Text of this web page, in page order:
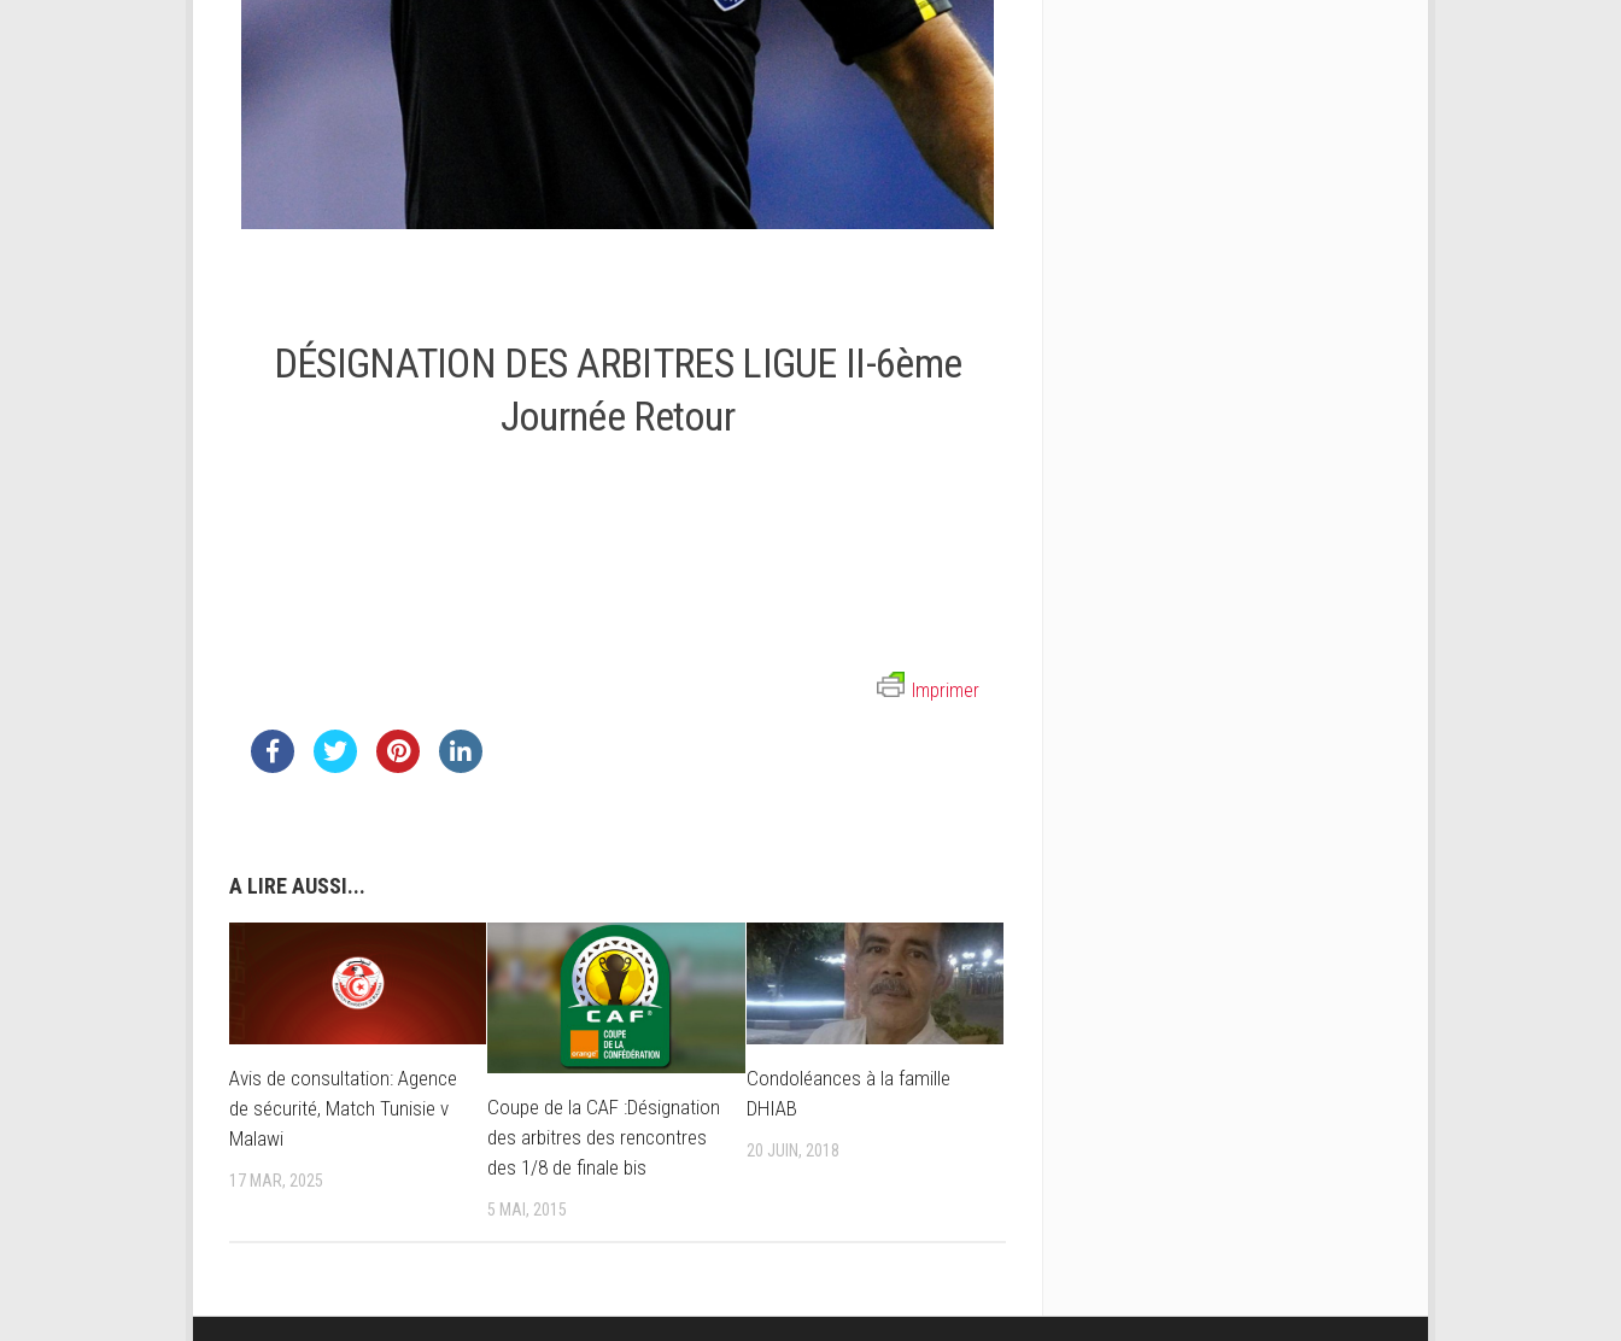
DÉSIGNATION DES ARBITRES LIGUE II-6ème
Journée Retour
Imprimer
A LIRE AUSSI...
Avis de consultation: Agence
de sécurité, Match Tunisie v
Malawi
17 MAR, 2025
Coupe de la CAF :Désignation
des arbitres des rencontres
des 1/8 de finale bis
5 MAI, 2015
Condoléances à la famille
DHIAB
20 JUIN, 2018